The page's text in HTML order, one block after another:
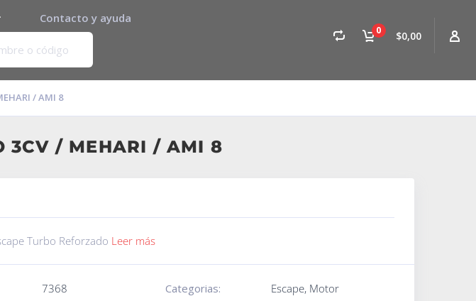
0 $0,00
Contacto y ayuda
/ AMI 8
3CV / MEHARI / AMI 8
Turbo Reforzado Leer más
7368 Categorias: Escape, Motor